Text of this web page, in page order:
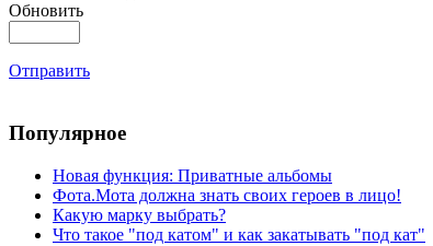
Обновить
Отправить
Популярное
Новая функция: Приватные альбомы
Фота.Мота должна знать своих героев в лицо!
Какую марку выбрать?
Что такое "под катом" и как закатывать "под кат"